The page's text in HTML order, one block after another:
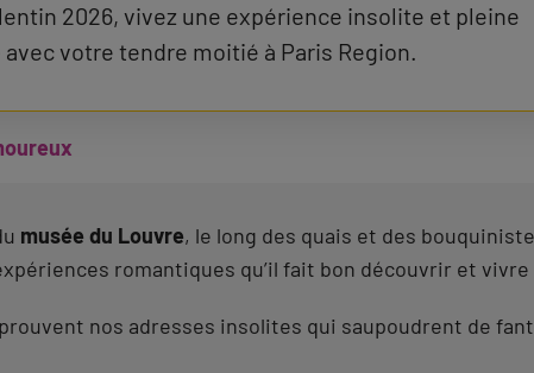
2026, vivez une expérience insolite et pleine
avec votre tendre moitié à Paris Region.
musée du Louvre, le long des quais et des
romantiques qu’il fait bon découvrir et vivre
nos adresses insolites qui saupoudrent de